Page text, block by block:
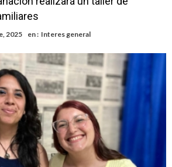
2025 en : Interes general